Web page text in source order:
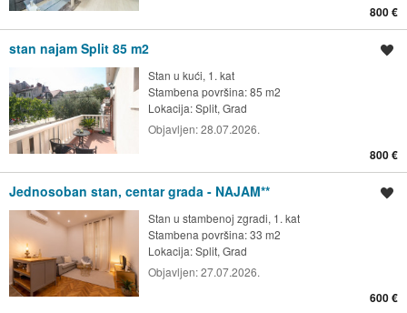
800 €
stan najam Split 85 m2
Stan u kući, 1. kat
Stambena površina: 85 m2
Lokacija:Split, Grad
Objavljen:28.07.2026.
800 €
Jednosoban stan, centar grada - NAJAM**
Stan u stambenoj zgradi, 1. kat
Stambena površina: 33 m2
Lokacija:Split, Grad
Objavljen:27.07.2026.
600 €